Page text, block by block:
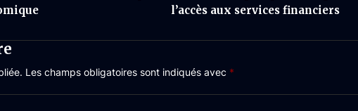
l’accès aux services financiers
Les champs obligatoires sont indiqués avec *